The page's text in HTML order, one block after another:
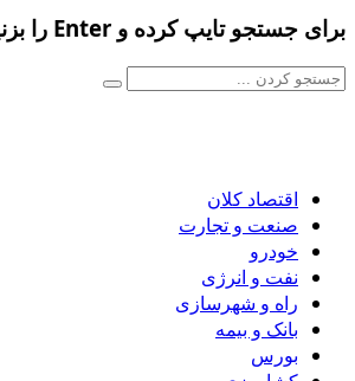
برای جستجو تایپ کرده و Enter را بزنید
اقتصاد کلان
صنعت و تجارت
خودرو
نفت و انرژی
راه و شهرسازی
بانک و بیمه
بورس